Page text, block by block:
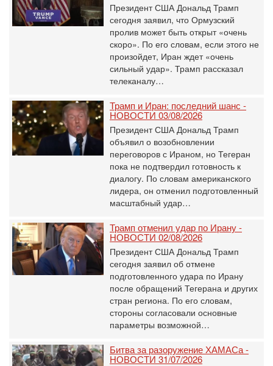
Президент США Дональд Трамп
сегодня заявил, что Ормузский
пролив может быть открыт «очень
скоро». По его словам, если этого не
произойдет, Иран ждет «очень
сильный удар». Трамп рассказал
телеканалу…
Трамп и Иран: последний шанс -
НОВОСТИ 03/08/2026
Президент США Дональд Трамп
объявил о возобновлении
переговоров с Ираном, но Тегеран
пока не подтвердил готовность к
диалогу. По словам американского
лидера, он отменил подготовленный
масштабный удар…
Трамп отменил удар по Ирану -
НОВОСТИ 02/08/2026
Президент США Дональд Трамп
сегодня заявил об отмене
подготовленного удара по Ирану
после обращений Тегерана и других
стран региона. По его словам,
стороны согласовали основные
параметры возможной…
Битва за разоружение ХАМАСа -
НОВОСТИ 31/07/2026